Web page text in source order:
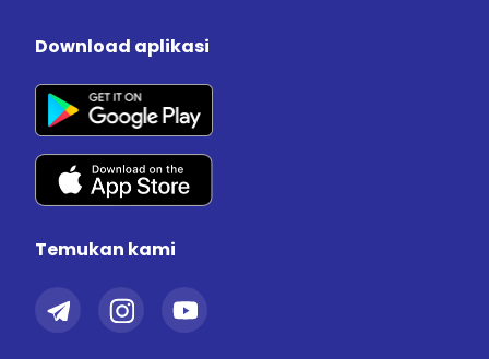
Download aplikasi
Temukan kami